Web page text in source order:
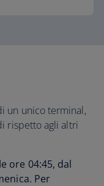
un unico terminal,
rispetto agli altri
ore 04:45, dal
Per